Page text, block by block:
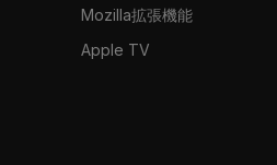
Mozilla拡張機能
Apple TV